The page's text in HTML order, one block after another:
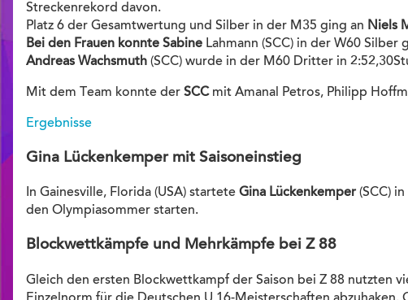
Streckenrekord davon.
Platz 6 der Gesamtwertung und Silber in der M35 ging an Niels
Bei den Frauen konnte Sabine Lahmann (SCC) in der W60
Andreas Wachsmuth (SCC) wurde in der M60 Dritter in
Mit dem Team konnte der SCCmit Amanal Petros, Philipp
Ergebnisse
Gina Lückenkemper mit Saisoneinstieg
In Gainesville, Florida (USA) startete Gina Lückenkemper (SCC)
den Olympiasommer starten.
Blockwettkämpfe und Mehrkämpfe bei Z 88
Gleich den ersten Blockwettkampf der Saison bei Z 88 nutzten